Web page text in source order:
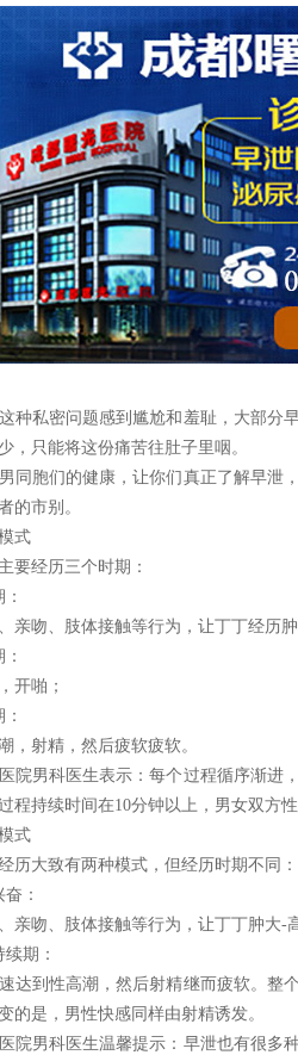
密问题感到尴尬和羞耻，大部分早
，只能将这份痛苦往肚子里咽。
们的健康，让你们真正了解早泄，
的市别。
式
经历三个时期：
、肢体接触等行为，让丁丁经历肿
啪；
射精，然后疲软疲软。
科医生表示：每个过程循序渐进，
程持续时间在10分钟以上，男女双方
式
致有两种模式，但经历时期不同：
：
、肢体接触等行为，让丁丁肿大-高
期：
性高潮，然后射精继而疲软。整个
的是，男性快感同样由射精诱发。
科医生温馨提示：早泄也有很多种